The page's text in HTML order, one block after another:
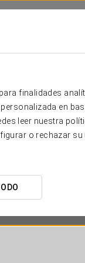
finalidades
en
leer nuestra
o rechazar su